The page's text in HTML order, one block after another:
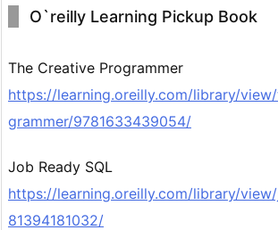
O`reilly Learning Pickup Book
The Creative Programmer
https://learning.oreilly.com/library/
grammer/9781633439054/
Job Ready SQL
https://learning.oreilly.com/library/
81394181032/